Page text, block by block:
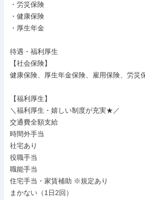
・労災保険
・健康保険
・厚生年金
待遇・福利厚生
【社会保険】
健康保険、厚生年金保険、雇用保険、労災
【福利厚生】
＼福利厚生・嬉しい制度が充実★／
交通費全額支給
時間外手当
社宅あり
役職手当
職能手当
住宅手当・家賃補助 ※規定あり
まかない（1日2回）